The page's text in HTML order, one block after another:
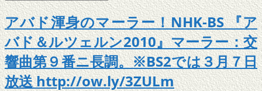
アバド渾身のマーラー！NHK-BS 『ア
バド＆ルツェルン2010』マーラー：交
響曲第９番ニ長調。※BS2では３月７日
放送 http://ow.ly/3ZULm